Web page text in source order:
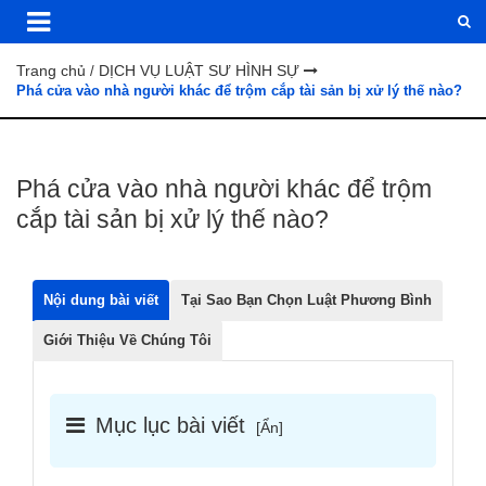
Trang chủ / DỊCH VỤ LUẬT SƯ HÌNH SỰ
Phá cửa vào nhà người khác để trộm cắp tài sản bị xử lý thế nào?
Phá cửa vào nhà người khác để trộm
cắp tài sản bị xử lý thế nào?
Nội dung bài viết Tại Sao Bạn Chọn Luật Phương Bình
Giới Thiệu Về Chúng Tôi
Mục lục bài viết [Ẩn]